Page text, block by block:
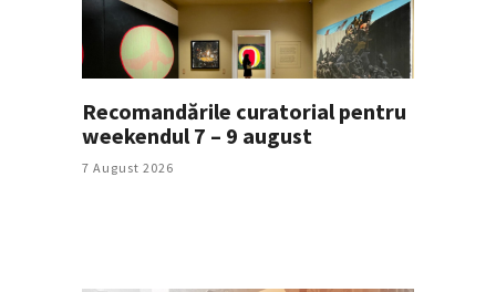
Recomandările curatorial pentru
weekendul 7 – 9 august
7 August 2026